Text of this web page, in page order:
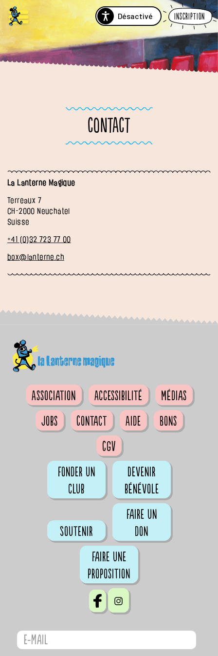
Désactivé Inscription
CONTACT
La Lanterne Magique
Terreaux 7
CH-2000 Neuchâtel
Suisse
+41 (0)32 723 77 00
box@lanterne.ch
Association Accessibilité
Médias
Jobs
Contact Aide
Bons
CGV
Fonder un
club
Devenir
bénévole
Soutenir
Faire un
don
Faire une
proposition